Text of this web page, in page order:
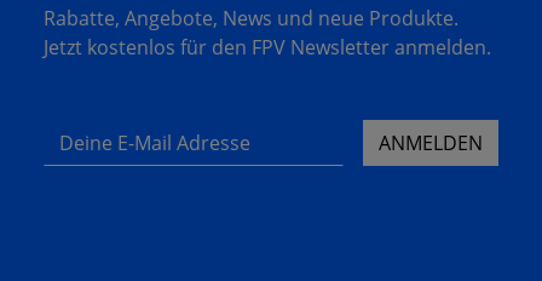
Rabatte, Angebote, News und neue Produkte.
Jetzt kostenlos für den FPV Newsletter anmelden.
Deine E-Mail Adresse ANMELDEN